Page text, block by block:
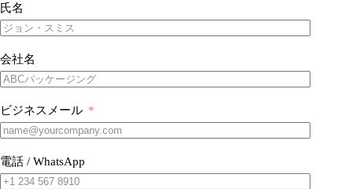
氏名
会社名
ビジネスメール
電話 / WhatsApp